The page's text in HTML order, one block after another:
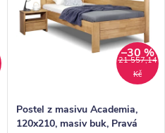
21 557,14
Kč
–30 %
Postel z masivu Academia,
120x210, masiv buk, Pravá